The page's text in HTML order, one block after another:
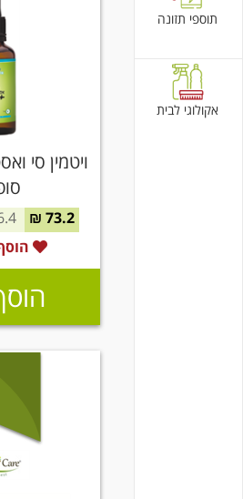
תוספי תזונה
אקולוגי לבית
ויטמין סי
73.2 ₪
146.4 ל 100 מ''ל